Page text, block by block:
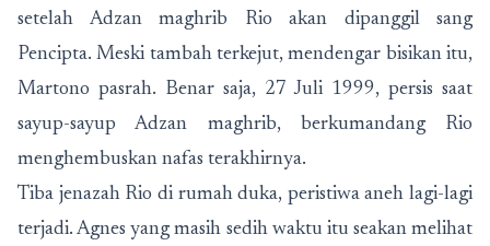
setelah Adzan maghrib Rio akan dipanggil sang
Pencipta. Meski tambah terkejut, mendengar bisikan itu,
Martono pasrah. Benar saja, 27 Juli 1999, persis saat
sayup-sayup Adzan maghrib, berkumandang Rio
menghembuskan nafas terakhirnya.
Tiba jenazah Rio di rumah duka, peristiwa aneh lagi-lagi
terjadi. Agnes yang masih sedih waktu itu seakan melihat